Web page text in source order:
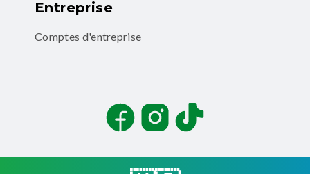
Entreprise
Comptes d'entreprise
FacebookInstagramTikTok